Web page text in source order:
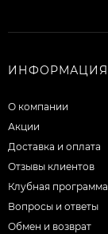
ИНФОРМАЦИЯ
О компании
Акции
Доставка и оплата
Отзывы клиентов
Клубная программа
Вопросы и ответы
Обмен и возврат